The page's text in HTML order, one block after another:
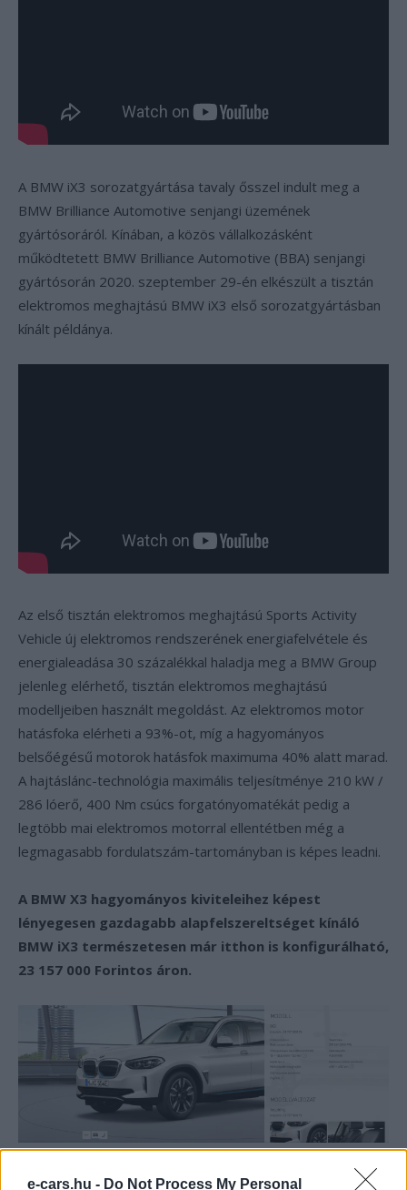
e-cars.hu - Do Not Process My Personal
A BMW iX3 sorozatgyártása tavaly ősszel indult meg a
BMW Brilliance Automotive senjangi üzemének
gyártósoráról. Kínában, a közös vállalkozásként
működtetett BMW Brilliance Automotive (BBA) senjangi
gyártósorán 2020. szeptember 29-én elkészült a tisztán
elektromos meghajtású BMW iX3 első sorozatgyártásban
kínált példánya.
Az első tisztán elektromos meghajtású Sports Activity
Vehicle új elektromos rendszerének energiafelvétele és
energialeadása 30 százalékkal haladja meg a BMW Group
jelenleg elérhető, tisztán elektromos meghajtású
modelljeiben használt megoldást. Az elektromos motor
hatásfoka elérheti a 93%-ot, míg a hagyományos
belsőégésű motorok hatásfok maximuma 40% alatt marad.
A hajtáslánc-technológia maximális teljesítménye 210 kW /
286 lóerő, 400 Nm csúcs forgatónyomatékát pedig a
legtöbb mai elektromos motorral ellentétben még a
legmagasabb fordulatszám-tartományban is képes leadni.
A BMW X3 hagyományos kiviteleihez képest
lényegesen gazdagabb alapfelszereltséget kínáló
BMW iX3 természetesen már itthon is konfigurálható,
23 157 000 Forintos áron.